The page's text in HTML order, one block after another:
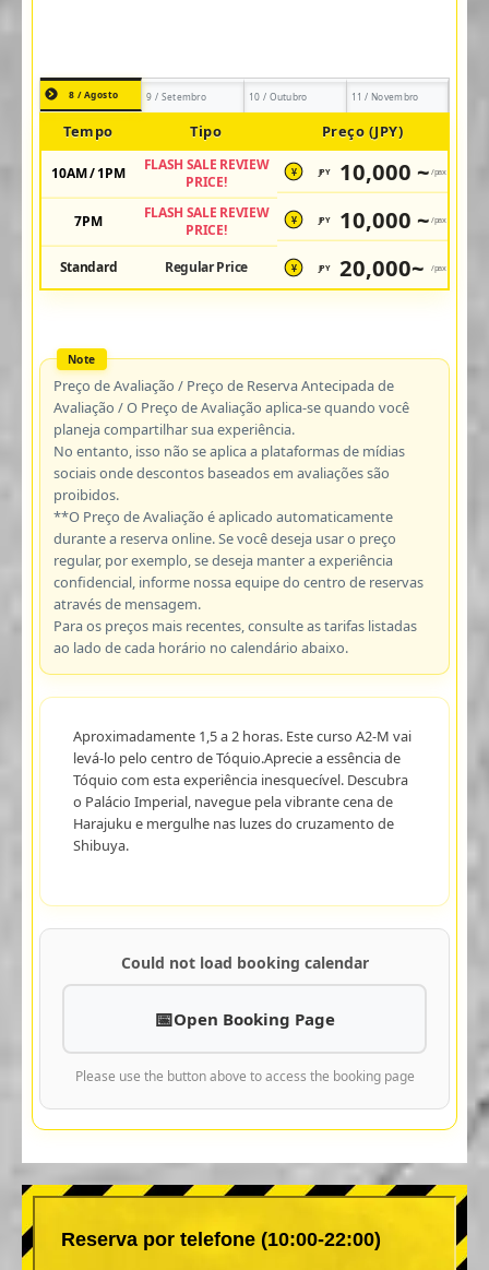
8 / Agosto 9 / Setembro 10 / Outubro 11 / Novembro
Tempo Tipo Preço (JPY)
10AM / 1PM
FLASH SALE REVIEW
PRICE!
¥ JPY 10,000 ~ /pax
7PM
FLASH SALE REVIEW
PRICE!
¥ JPY 10,000 ~ /pax
Standard Regular Price ¥ JPY 20,000~ /pax
Preço de Avaliação / Preço de Reserva Antecipada de
Avaliação / O Preço de Avaliação aplica-se quando você
planeja compartilhar sua experiência.
No entanto, isso não se aplica a plataformas de mídias
sociais onde descontos baseados em avaliações são
proibidos.
**O Preço de Avaliação é aplicado automaticamente
durante a reserva online. Se você deseja usar o preço
regular, por exemplo, se deseja manter a experiência
confidencial, informe nossa equipe do centro de reservas
através de mensagem.
Para os preços mais recentes, consulte as tarifas listadas
ao lado de cada horário no calendário abaixo.
Aproximadamente 1,5 a 2 horas. Este curso A2-M vai
levá-lo pelo centro de Tóquio.Aprecie a essência de
Tóquio com esta experiência inesquecível. Descubra
o Palácio Imperial, navegue pela vibrante cena de
Harajuku e mergulhe nas luzes do cruzamento de
Shibuya.
Could not load booking calendar
Open Booking Page
Please use the button above to access the booking page
Reserva por telefone (10:00-22:00)